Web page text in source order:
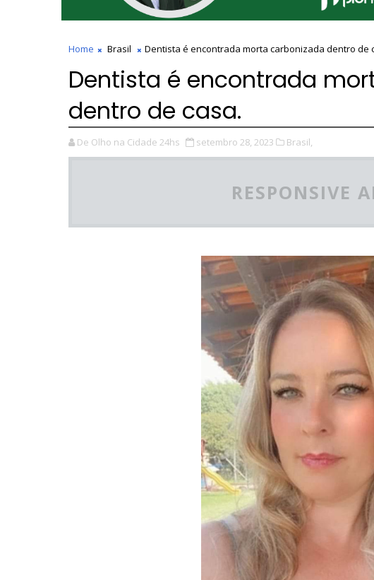
Home Brasil Dentista é encontrada morta carbonizada dentro de
Dentista é encontrada
dentro de casa.
De Olho na Cidade 24hs setembro 28, 2023 Brasil,
RESPONSIVE